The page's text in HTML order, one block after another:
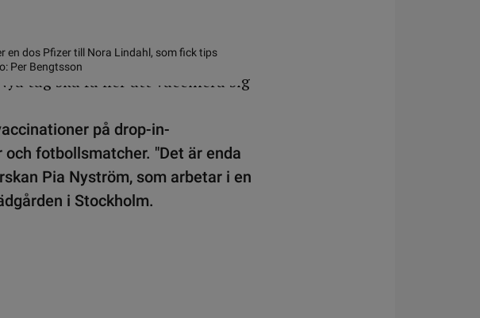
en dos Pfizer till Nora Lindahl, som fick tips
Per Bengtsson
på drop-in-
fotbollsmatcher. "Det är enda
Pia Nyström, som arbetar i en
i Stockholm.